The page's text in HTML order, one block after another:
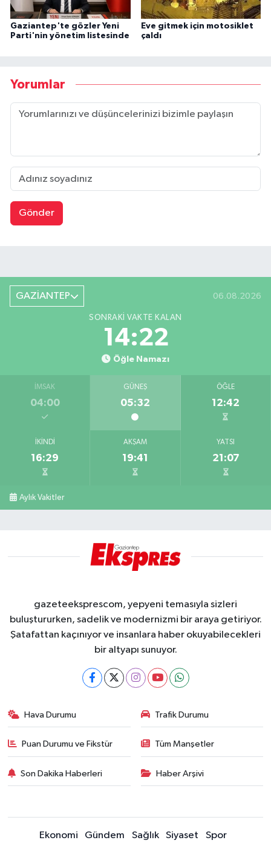
Gaziantep'te gözler Yeni
Parti'nin yönetim listesinde
Eve gitmek için motosiklet
çaldı
Yorumlar
Gönder
GAZİANTEP 06.08.2026
SONRAKI VAKTE KALAN
14:21
Öğle Namazı
İMSAK
04:00
GÜNEŞ
05:32
ÖĞLE
12:42
İKINDI
16:29
AKŞAM
19:41
YATSI
21:07
Aylık Vakitler
gazeteeksprescom, yepyeni temasıyla sizleri
buluştururken, sadelik ve modernizmi bir araya getiriyor.
Şatafattan kaçınıyor ve insanlara haber okuyabilecekleri
bir altyapı sunuyor.
Hava Durumu Trafik Durumu
Puan Durumu ve Fikstür Tüm Manşetler
Son Dakika Haberleri Haber Arşivi
Ekonomi Gündem Sağlık Siyaset Spor